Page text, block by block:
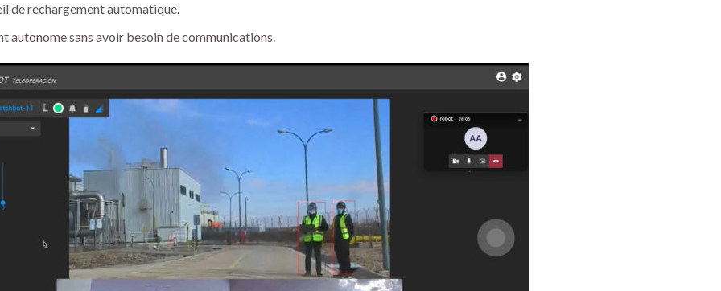
de rechargement automatique.
autonome sans avoir besoin de communications.